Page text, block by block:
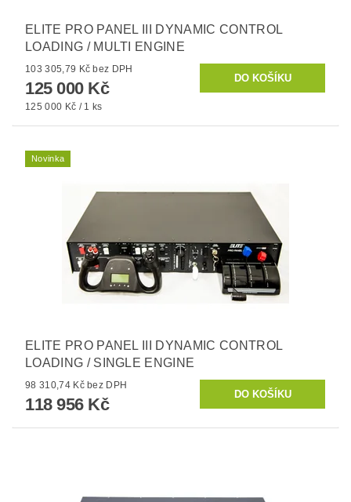
ELITE PRO PANEL III DYNAMIC CONTROL
LOADING / MULTI ENGINE
103 305,79 Kč bez DPH
125 000 Kč
125 000 Kč / 1 ks
Novinka
ELITE PRO PANEL III DYNAMIC CONTROL
LOADING / SINGLE ENGINE
98 310,74 Kč bez DPH
118 956 Kč